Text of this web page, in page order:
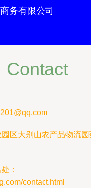
务有限公司
Contact
201@qq.com
区大别山农产品物流
：
contact.html